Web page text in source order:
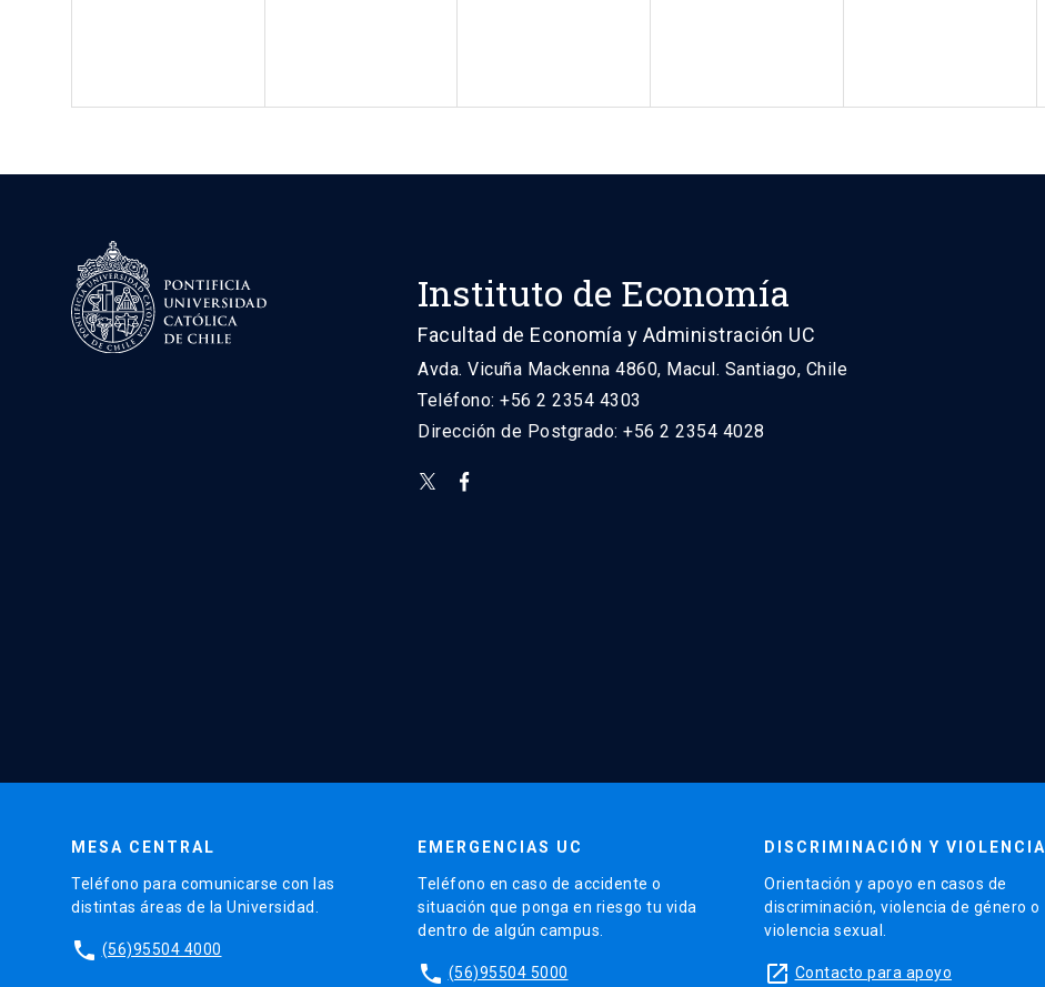
Instituto de Economía
Facultad de Economía y Administración UC
Avda. Vicuña Mackenna 4860, Macul. Santiago, Chile
Teléfono: +56 2 2354 4303
Dirección de Postgrado: +56 2 2354 4028
MESA CENTRAL
Teléfono para comunicarse con las
distintas áreas de la Universidad.
phone (56)95504 4000
EMERGENCIAS UC
Teléfono en caso de accidente o
situación que ponga en riesgo tu vida
dentro de algún campus.
phone (56)95504 5000
DISCRIMINACIÓN Y VIOLENCIA
Orientación y apoyo en casos de
discriminación, violencia de género o
violencia sexual.
launch Contacto para apoyo